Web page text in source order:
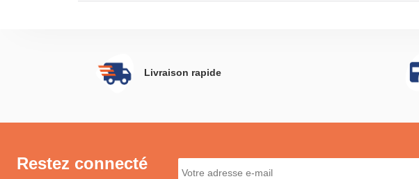
Livraison rapide
Restez connecté